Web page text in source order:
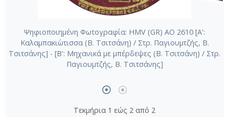
Ψηφιοποιημένη Φωτογραφία: HMV (GR) AO 2610 [Α':
Καλαμπακι΄ωτισσα (Β. Τσιτσάνη) / Στρ. Παγιουμτζής, Β.
Τσιτσάνης] - [Β': Μηχανικά με μπέρδεψες (Β. Τσιτσάνη) / Στρ.
Παγιουμτζής, Β. Τσιτσάνης]
Τεκμήρια 1 εώς 2 από 2